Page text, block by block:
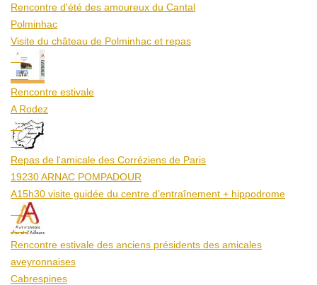
Rencontre d'été des amoureux du Cantal
Polminhac
Visite du château de Polminhac et repas
12
Aoû
Rencontre estivale
A Rodez
23
Aoû
Repas de l'amicale des Corréziens de Paris
19230 ARNAC POMPADOUR
A15h30 visite guidée du centre d’entraînement + hippodrome
25
Aoû
Rencontre estivale des anciens présidents des amicales
aveyronnaises
Cabrespines